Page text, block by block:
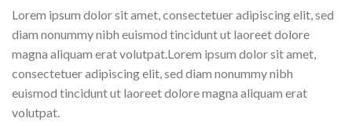
Lorem ipsum dolor sit amet, consectetuer adipiscing elit, sed
diam nonummy nibh euismod tincidunt ut laoreet dolore
magna aliquam erat volutpat.Lorem ipsum dolor sit amet,
consectetuer adipiscing elit, sed diam nonummy nibh
euismod tincidunt ut laoreet dolore magna aliquam erat
volutpat.